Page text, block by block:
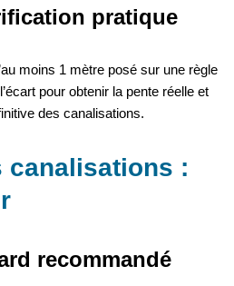
pratique
moins 1 mètre posé sur une règle
pour obtenir la pente réelle et
des canalisations.
canalisations :
recommandé